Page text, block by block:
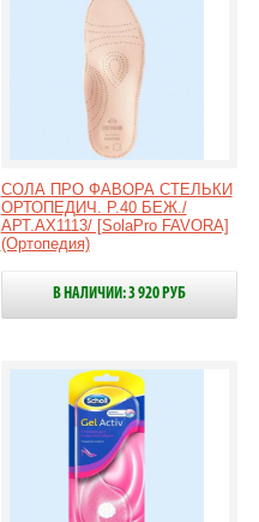
СОЛА ПРО ФАВОРА СТЕЛЬКИ
ОРТОПЕДИЧ. Р.40 БЕЖ./
АРТ.AX1113/ [SolaPro FAVORA]
(Ортопедия)
В НАЛИЧИИ: 3 920 РУБ